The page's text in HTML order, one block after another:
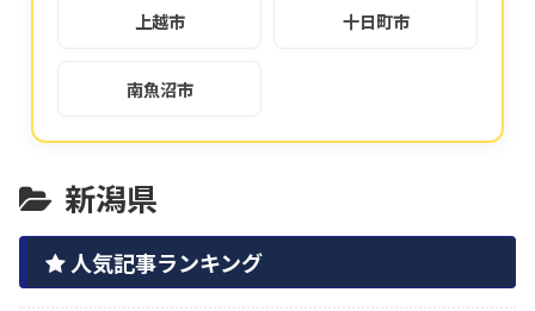
上越市 十日町市
南魚沼市
新潟県
人気記事ランキング